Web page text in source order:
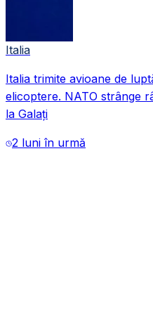
VIDEO
Italia
Italia trimite avioane de
elicoptere. NATO strânge
la Galați
2 luni în urmă